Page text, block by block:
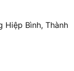
Hiệp Bình, Thành